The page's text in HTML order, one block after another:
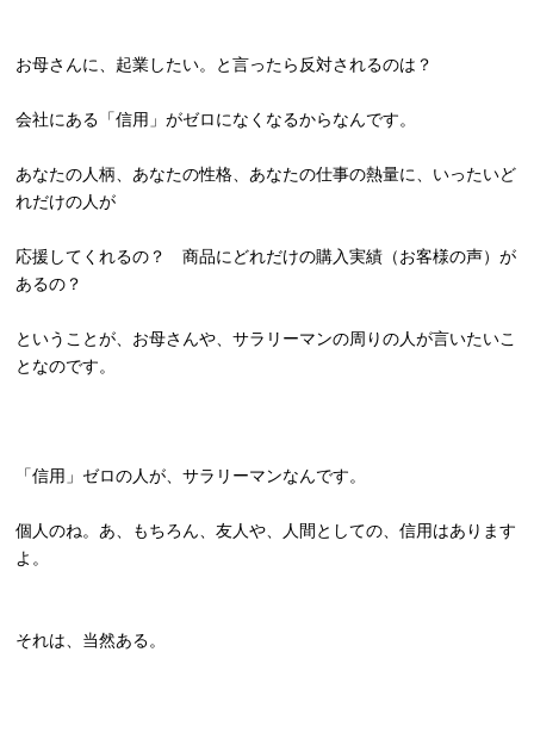
お母さんに、起業したい。と言ったら反対されるのは？
会社にある「信用」がゼロになくなるからなんです。
あなたの人柄、あなたの性格、あなたの仕事の熱量に、 いったいど
れだけの人が
応援してくれるの？ 商品にどれだけの購入実績（お客様の声）が
あるの？
ということが、お母さんや、サラリーマンの周りの人が言いたいこ
となのです。
「信用」ゼロの人が、サラリーマンなんです。
個人のね。あ、もちろん、友人や、人間としての、信用はあります
よ。
それは、当然ある。